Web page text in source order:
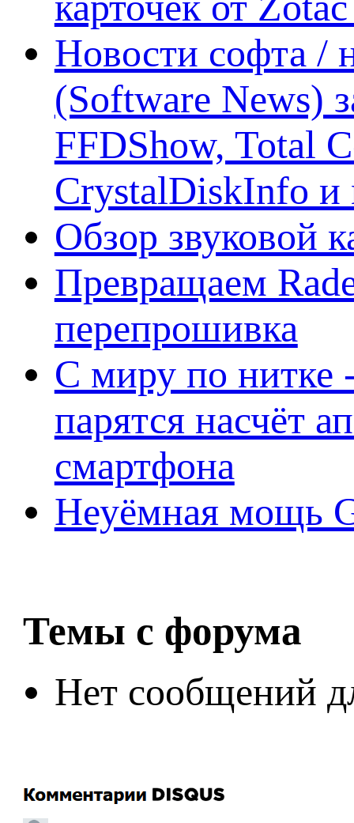
Новости софта /
(Software News)
FFDShow, Total
CrystalDiskInfo и
Обзор звуковой
Превращаем
перепрошивка
С миру по нитке
парятся насчёт
смартфона
Неуёмная мощь
Темы с форума
Нет сообщений